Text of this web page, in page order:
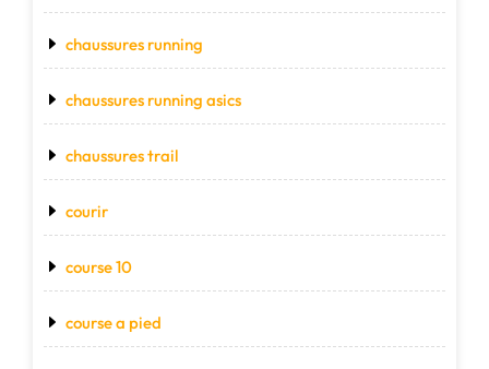
chaussures running
chaussures running asics
chaussures trail
courir
course 10
course a pied